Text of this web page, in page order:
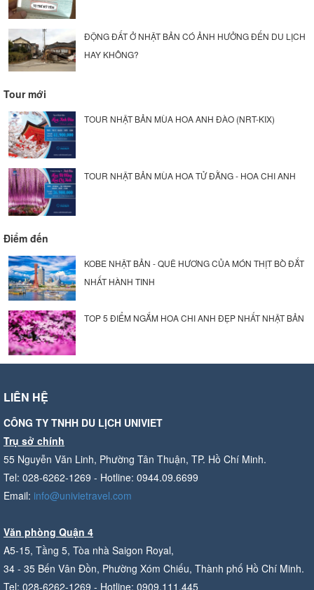
ĐỘNG ĐẤT Ở NHẬT BẢN CÓ ẢNH HƯỞNG ĐẾN DU LỊCH
HAY KHÔNG?
Tour mới
TOUR NHẬT BẢN MÙA HOA ANH ĐÀO (NRT-KIX)
TOUR NHẬT BẢN MÙA HOA TỬ ĐẰNG - HOA CHI ANH
Điểm đến
KOBE NHẬT BẢN - QUÊ HƯƠNG CỦA MÓN THỊT BÒ ĐẮT
NHẤT HÀNH TINH
TOP 5 ĐIỂM NGẮM HOA CHI ANH ĐẸP NHẤT NHẬT BẢN
LIÊN HỆ
CÔNG TY TNHH DU LỊCH UNIVIET
Trụ sở chính
55 Nguyễn Văn Linh, Phường Tân Thuận, TP. Hồ Chí Minh.
Tel: 028-6262-1269 - Hotline: 0944.09.6699
Email: info@univietravel.com
Văn phòng Quận 4
A5-15, Tầng 5, Tòa nhà Saigon Royal,
34 - 35 Bến Vân Đồn, Phường Xóm Chiếu, Thành phố Hồ Chí Minh.
Tel: 028-6262-1269 - Hotline: 0909.111.445